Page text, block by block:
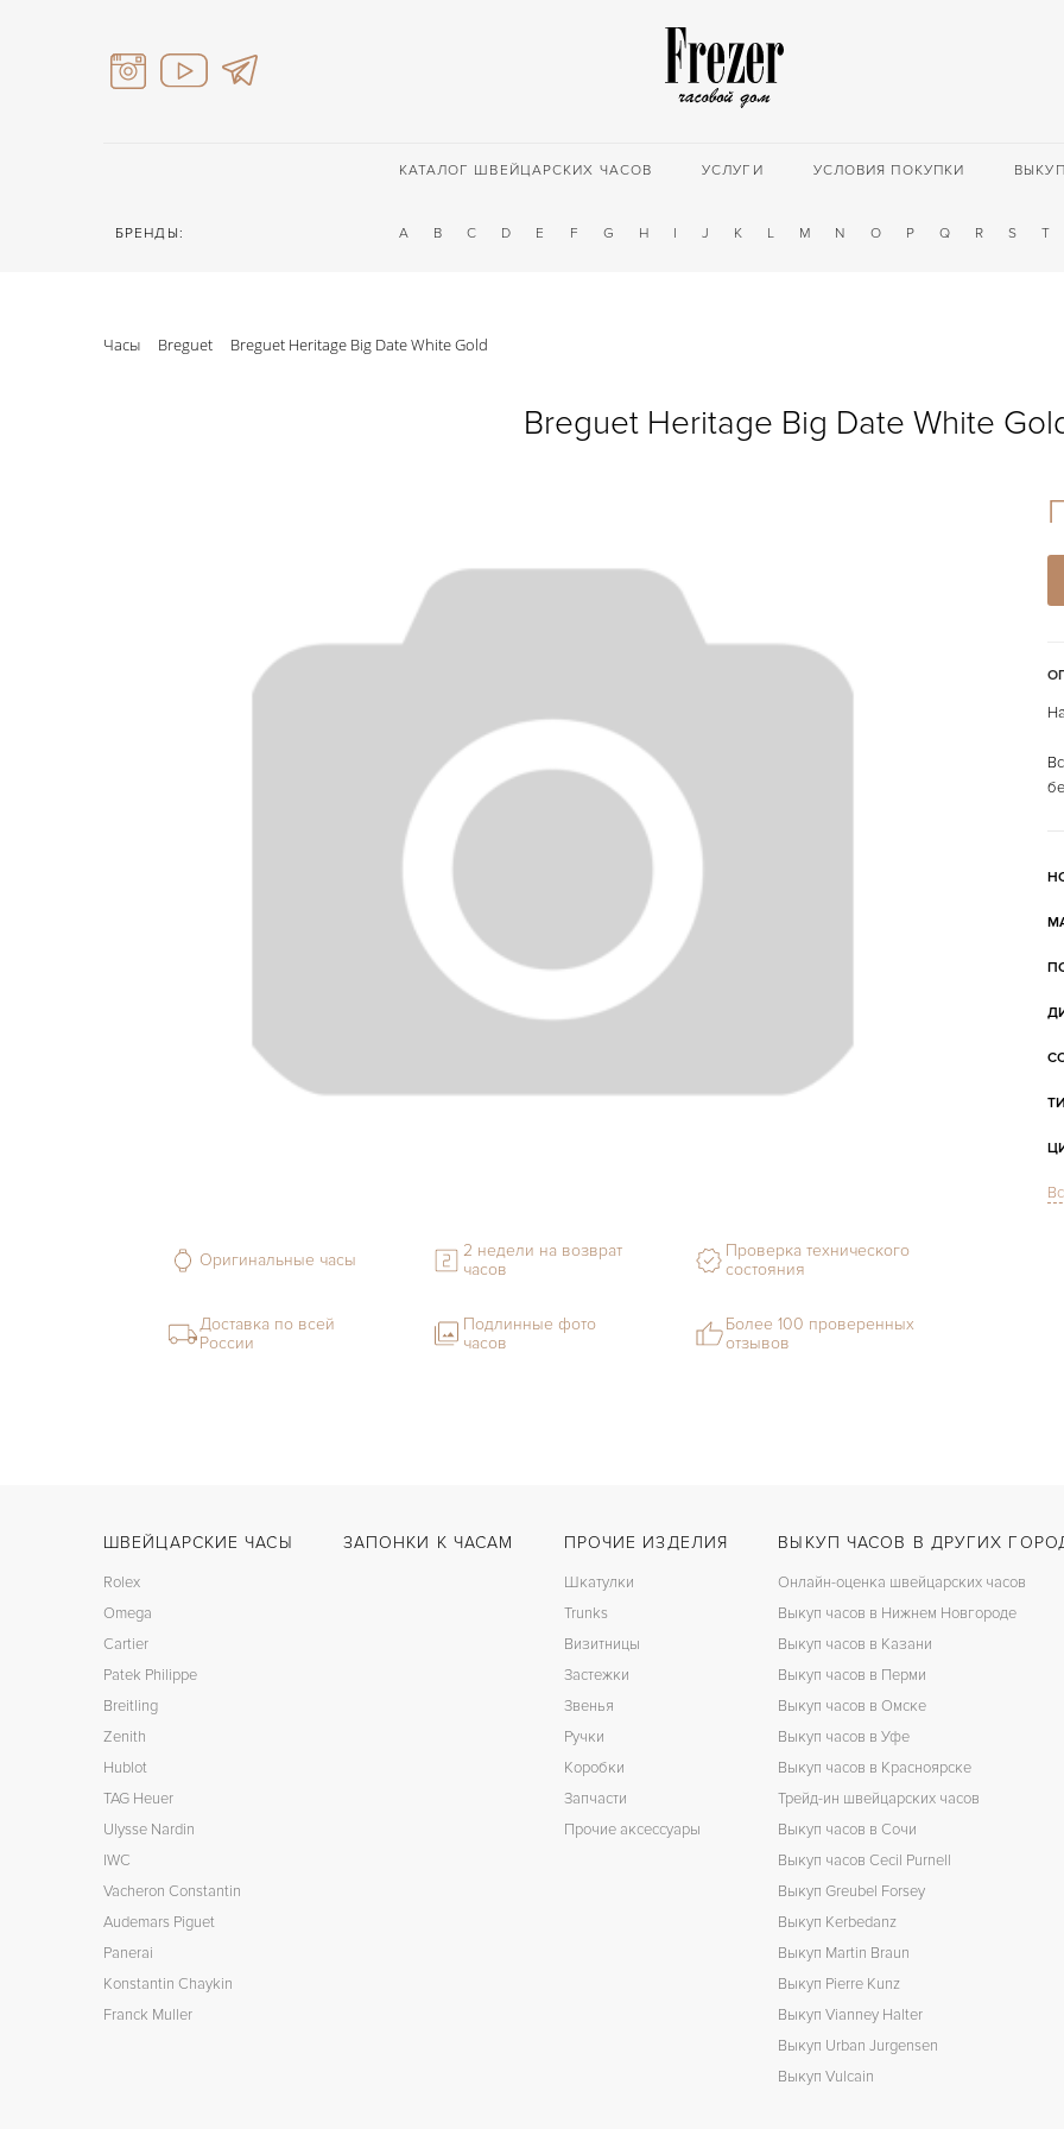
КАТАЛОГ ШВЕЙЦАРСКИХ ЧАСОВ УСЛУГИ УСЛОВИЯ ПОКУПКИ ВЫКУП
БРЕНДЫ: A B C D E F G H I J K L M N O P Q R S T
Часы Breguet Breguet Heritage Big Date White Gold
Breguet Heritage Big Date White
Оригинальные часы
2 недели на возврат
часов
Проверка технического
состояния
Доставка по всей
России
Подлинные фото
часов
Более 100 проверенных
отзывов
ШВЕЙЦАРСКИЕ ЧАСЫ
Rolex
Omega
Cartier
Patek Philippe
Breitling
Zenith
Hublot
TAG Heuer
Ulysse Nardin
IWC
Vacheron Constantin
Audemars Piguet
Panerai
Konstantin Chaykin
Franck Muller
ЗАПОНКИ К ЧАСАМ ПРОЧИЕ ИЗДЕЛИЯ
Шкатулки
Trunks
Визитницы
Застежки
Звенья
Ручки
Коробки
Запчасти
Прочие аксессуары
ВЫКУП ЧАСОВ В ДРУГИХ
Онлайн-оценка швейцарских часов
Выкуп часов в Нижнем Новгороде
Выкуп часов в Казани
Выкуп часов в Перми
Выкуп часов в Омске
Выкуп часов в Уфе
Выкуп часов в Красноярске
Трейд-ин швейцарских часов
Выкуп часов в Сочи
Выкуп часов Cecil Purnell
Выкуп Greubel Forsey
Выкуп Kerbedanz
Выкуп Martin Braun
Выкуп Pierre Kunz
Выкуп Vianney Halter
Выкуп Urban Jurgensen
Выкуп Vulcain